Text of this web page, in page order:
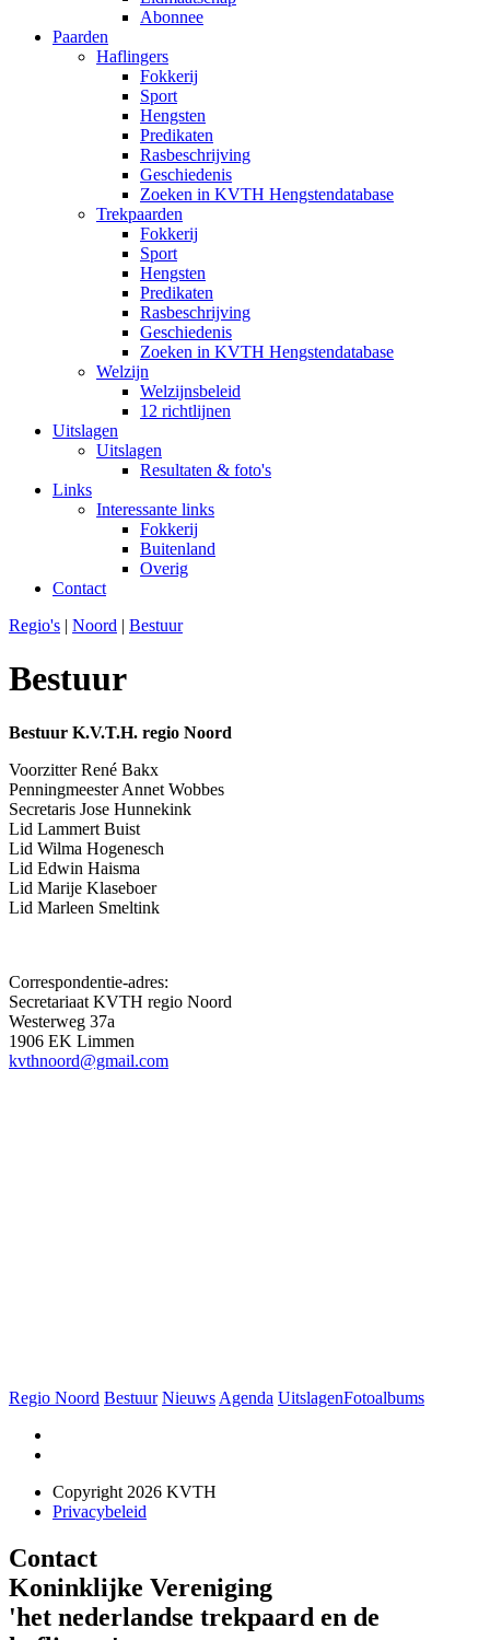
Abonnee
Paarden
Haflingers
Fokkerij
Sport
Hengsten
Predikaten
Rasbeschrijving
Geschiedenis
Zoeken in KVTH Hengstendatabase
Trekpaarden
Fokkerij
Sport
Hengsten
Predikaten
Rasbeschrijving
Geschiedenis
Zoeken in KVTH Hengstendatabase
Welzijn
Welzijnsbeleid
12 richtlijnen
Uitslagen
Uitslagen
Resultaten & foto's
Links
Interessante links
Fokkerij
Buitenland
Overig
Contact
Regio's | Noord | Bestuur
Bestuur
Bestuur K.V.T.H. regio Noord
Voorzitter René Bakx
Penningmeester Annet Wobbes
Secretaris Jose Hunnekink
Lid Lammert Buist
Lid Wilma Hogenesch
Lid Edwin Haisma
Lid Marije Klaseboer
Lid Marleen Smeltink
Correspondentie-adres:
Secretariaat KVTH regio Noord
Westerweg 37a
1906 EK Limmen
kvthnoord@gmail.com
Regio Noord Bestuur Nieuws Agenda UitslagenFotoalbums
Copyright 2026 KVTH
Privacybeleid
Contact
Koninklijke Vereniging
'het nederlandse trekpaard en de